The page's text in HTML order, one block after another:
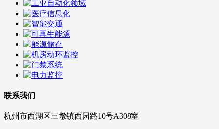
联系我们
杭州市西湖区三墩镇西园路10号A308室